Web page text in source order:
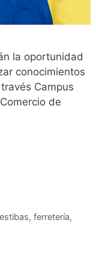
la oportunidad
conocimientos
Campus
de
estibas, ferretería,